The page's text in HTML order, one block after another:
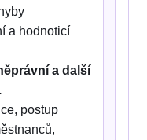
a hodnoticí
a další
postup